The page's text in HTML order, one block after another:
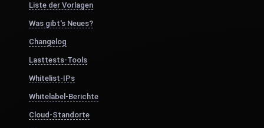
Liste der Vorlagen
Was gibt's Neues?
Changelog
Lasttests-Tools
Whitelist-IPs
Whitelabel-Berichte
Cloud-Standorte